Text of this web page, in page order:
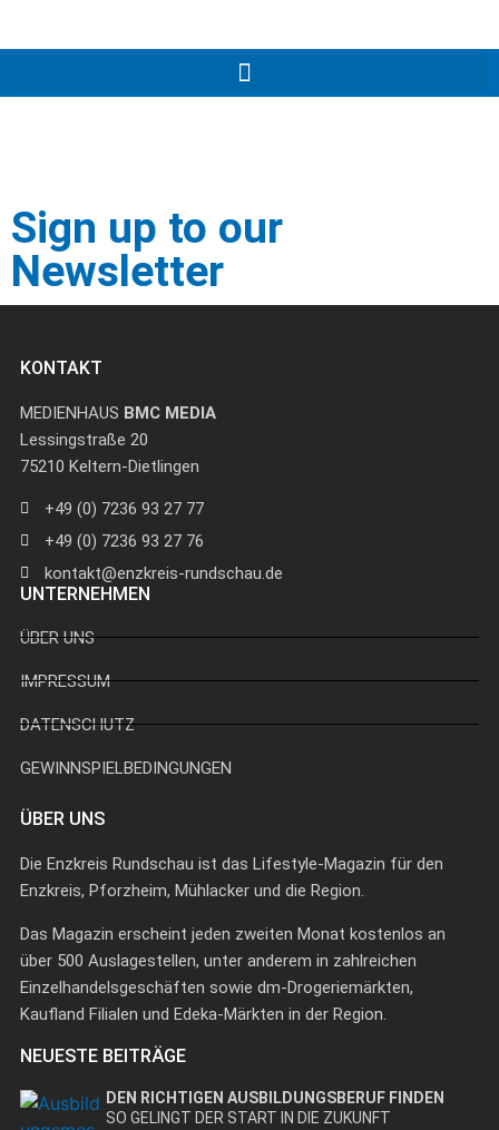
Sign up to our
Newsletter
KONTAKT
MEDIENHAUS BMC MEDIA
Lessingstraße 20
75210 Keltern-Dietlingen
+49 (0) 7236 93 27 77
+49 (0) 7236 93 27 76
kontakt@enzkreis-rundschau.de
UNTERNEHMEN
ÜBER UNS
IMPRESSUM
DATENSCHUTZ
GEWINNSPIELBEDINGUNGEN
ÜBER UNS
Die Enzkreis Rundschau ist das Lifestyle-Magazin für den
Enzkreis, Pforzheim, Mühlacker und die Region.
Das Magazin erscheint jeden zweiten Monat kostenlos an
über 500 Auslagestellen, unter anderem in zahlreichen
Einzelhandelsgeschäften sowie dm-Drogeriemärkten,
Kaufland Filialen und Edeka-Märkten in der Region.
NEUESTE BEITRÄGE
DEN RICHTIGEN AUSBILDUNGSBERUF FINDEN
SO GELINGT DER START IN DIE ZUKUNFT